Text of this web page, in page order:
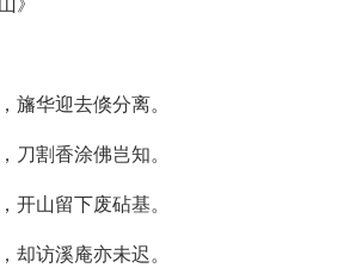
旛华迎去倏分离。
刀割香涂佛岂知。
开山留下废砧基。
却访溪庵亦未迟。